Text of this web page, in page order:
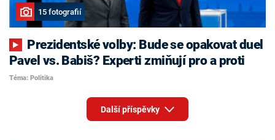
15 fotografií
Pavel vs. Babiš? Experti zmiňují pro a proti
Téma: Politika
Další příspěvky